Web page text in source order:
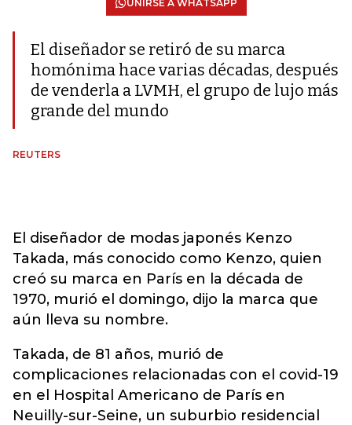
UNIRSE A WHATSAPP
El diseñador se retiró de su marca
homónima hace varias décadas, después
de venderla a LVMH, el grupo de lujo más
grande del mundo
REUTERS
El diseñador de modas japonés Kenzo
Takada, más conocido como Kenzo, quien
creó su marca en París en la década de
1970, murió el domingo, dijo la marca que
aún lleva su nombre.
Takada, de 81 años, murió de
complicaciones relacionadas con el covid-19
en el Hospital Americano de París en
Neuilly-sur-Seine, un suburbio residencial